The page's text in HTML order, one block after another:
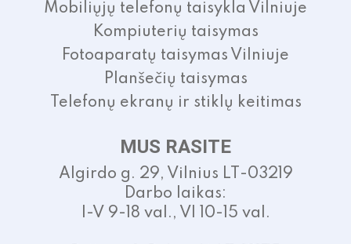
Mobiliųjų telefonų taisykla Vilniuje
Kompiuterių taisymas
Fotoaparatų taisymas Vilniuje
Planšečių taisymas
Telefonų ekranų ir stiklų keitimas
MUS RASITE
Algirdo g. 29, Vilnius LT-03219
Darbo laikas:
I-V 9-18 val., VI 10-15 val.